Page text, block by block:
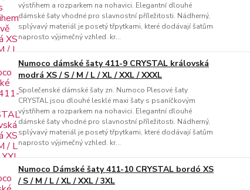
výstřihem a rozparkem na nohavici. Elegantní dlouhé
dámské šaty vhodné pro slavnostní příležitosti. Nádherný,
splývavý materiál je posetý třpytkami, které dodávají šatům
naprosto výjimečný vzhled. kr...
Numoco dámské šaty 411-9 CRYSTAL královská
modrá XS / S / M / L / XL / XXL / XXXL
Společenské dámské šaty zn. Numoco Plesové šaty
CRYSTAL jsou dlouhé lesklé maxi šaty s psaníčkovým
výstřihem a rozparkem na nohavici. Elegantní dlouhé
dámské šaty vhodné pro slavnostní příležitosti. Nádherný,
splývavý materiál je posetý třpytkami, které dodávají šatům
naprosto výjimečný vzhled. kr...
Numoco Dámské šaty 411-10 CRYSTAL bordó XS
/ S / M / L / XL / XXL / 3XL